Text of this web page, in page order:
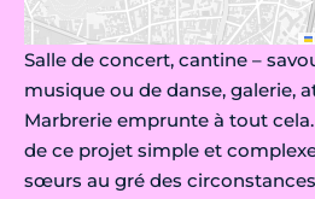
Salle de concert, cantine –
musique ou de danse, galerie,
Marbrerie emprunte à tout
de ce projet simple et
sœurs au gré des